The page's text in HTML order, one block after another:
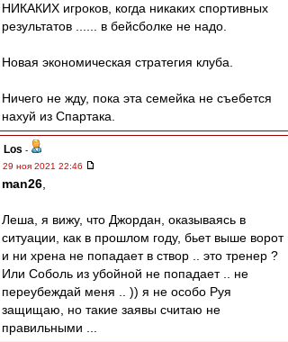
НИКАКИХ игроков, когда никаких спортивных
результатов ...... в бейсболке не надо.
Новая экономическая стратегия клуба.
Ничего не жду, пока эта семейка не съебется
нахуй из Спартака.
Los -
29 ноя 2021 22:46
man26
Леша, я вижу, что Джордан, оказываясь в
ситуации, как в прошлом году, бьет выше ворот
и ни хрена не попадает в створ .. это тренер ?
Или Соболь из убойной не попадает .. не
переубеждай меня .. )) я не особо Руя
защищаю, но такие заявы считаю не
правильными ...